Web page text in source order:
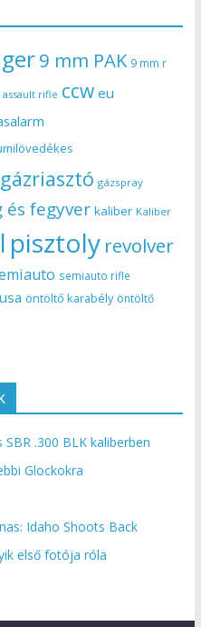
9 mm PAK 9 mm r
assault rifle ccw eu
gázriasztó gázspray
és fegyver kaliber Kaliber
pisztoly revolver
semiauto rifle
usa öntöltő karabély öntöltő
.300 BLK kaliberben
Glockokra
Idaho Shoots Back
első fotója róla